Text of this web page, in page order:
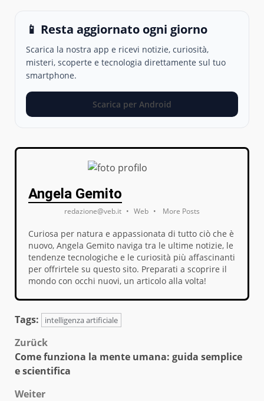
📱 Resta aggiornato ogni giorno
Scarica la nostra app e ricevi notizie, curiosità,
misteri, scoperte e tecnologia direttamente sul tuo
smartphone.
Scarica per Android
Angela Gemito
redazione@veb.it • Web • More Posts
Curiosa per natura e appassionata di tutto ciò che è
nuovo, Angela Gemito naviga tra le ultime notizie, le
tendenze tecnologiche e le curiosità più affascinanti
per offrirtele su questo sito. Preparati a scoprire il
mondo con occhi nuovi, un articolo alla volta!
Tags: intelligenza artificiale
Beitragsnavigation
Zurück
Come funziona la mente umana: guida semplice
e scientifica
Weiter